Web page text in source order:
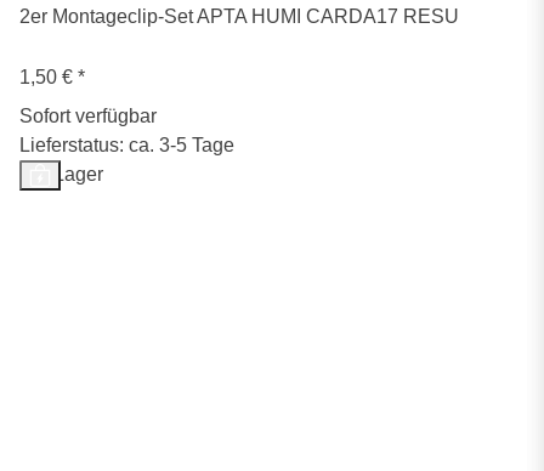
2er Montageclip-Set APTA HUMI CARDA17 RESU
1,50 € *
Sofort verfügbar
Lieferstatus: ca. 3-5 Tage
Auf Lager